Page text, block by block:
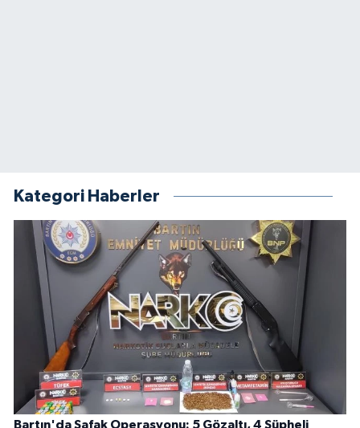
Kategori Haberler
Bartın'da Şafak Operasyonu: 5 Gözaltı, 4 Şüpheli